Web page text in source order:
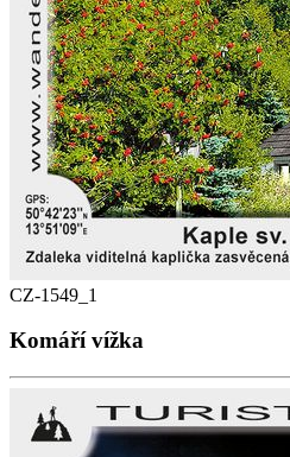
CZ-1549_1
Komáří vížka